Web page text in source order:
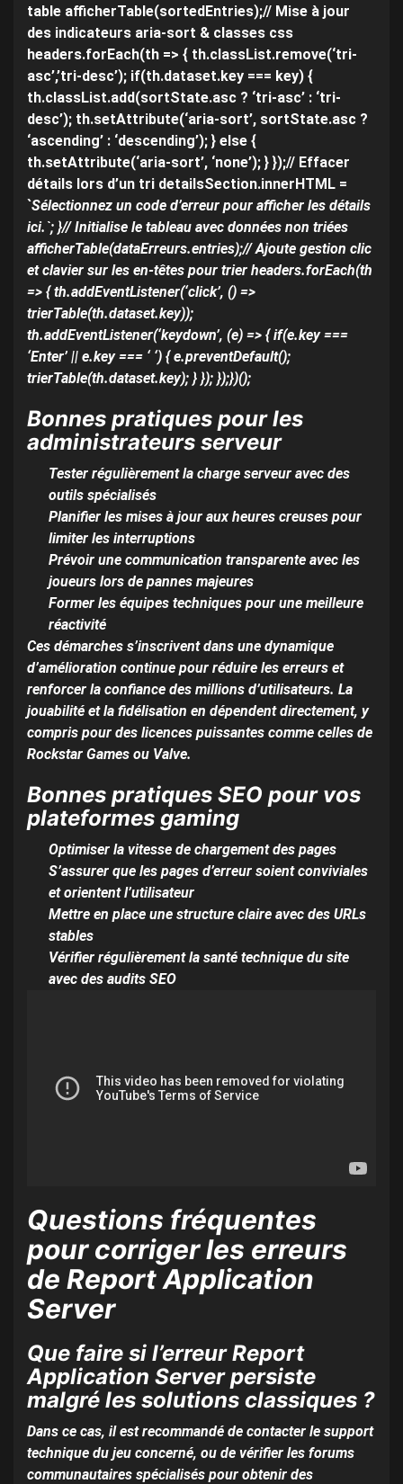
table afficherTable(sortedEntries);// Mise à jour
des indicateurs aria-sort & classes css
headers.forEach(th => { th.classList.remove(‘tri-
asc’,’tri-desc’); if(th.dataset.key === key) {
th.classList.add(sortState.asc ? ‘tri-asc’ : ‘tri-
desc’); th.setAttribute(‘aria-sort’, sortState.asc ?
‘ascending’ : ‘descending’); } else {
th.setAttribute(‘aria-sort’, ‘none’); } });// Effacer
détails lors d’un tri detailsSection.innerHTML =
`Sélectionnez un code d’erreur pour afficher les détails
ici.`; }// Initialise le tableau avec données non triées
afficherTable(dataErreurs.entries);// Ajoute gestion clic
et clavier sur les en-têtes pour trier headers.forEach(th
=> { th.addEventListener(‘click’, () =>
trierTable(th.dataset.key));
th.addEventListener(‘keydown’, (e) => { if(e.key ===
‘Enter’ || e.key === ‘ ‘) { e.preventDefault();
trierTable(th.dataset.key); } }); });})();
Bonnes pratiques pour les
administrateurs serveur
Tester régulièrement la charge serveur avec des
outils spécialisés
Planifier les mises à jour aux heures creuses pour
limiter les interruptions
Prévoir une communication transparente avec les
joueurs lors de pannes majeures
Former les équipes techniques pour une meilleure
réactivité
Ces démarches s’inscrivent dans une dynamique
d’amélioration continue pour réduire les erreurs et
renforcer la confiance des millions d’utilisateurs. La
jouabilité et la fidélisation en dépendent directement, y
compris pour des licences puissantes comme celles de
Rockstar Games ou Valve.
Bonnes pratiques SEO pour vos
plateformes gaming
Optimiser la vitesse de chargement des pages
S’assurer que les pages d’erreur soient conviviales
et orientent l’utilisateur
Mettre en place une structure claire avec des URLs
stables
Vérifier régulièrement la santé technique du site
avec des audits SEO
Questions fréquentes
pour corriger les erreurs
de Report Application
Server
Que faire si l’erreur Report
Application Server persiste
malgré les solutions classiques ?
Dans ce cas, il est recommandé de contacter le support
technique du jeu concerné, ou de vérifier les forums
communautaires spécialisés pour obtenir des